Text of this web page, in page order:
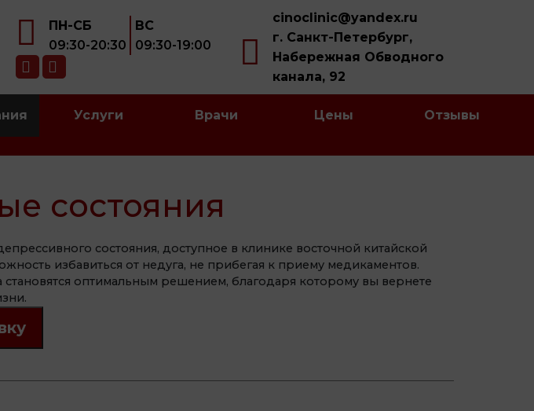
ПН-СБ
09:30-20:30
ВС
09:30-19:00
cinoclinic@yandex.ru
г. Санкт-Петербург,
Набережная Обводного
канала, 92
Услуги Врачи Цены Отзывы
состояния
состояния, доступное в клинике восточной китайской
избавиться от недуга, не прибегая к приему медикаментов.
становятся оптимальным решением, благодаря которому вы вернете